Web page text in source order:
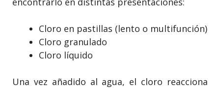
Cloro en pastillas (lento o multifunción)
Cloro granulado
Cloro líquido
Una vez añadido al agua, el cloro reacciona